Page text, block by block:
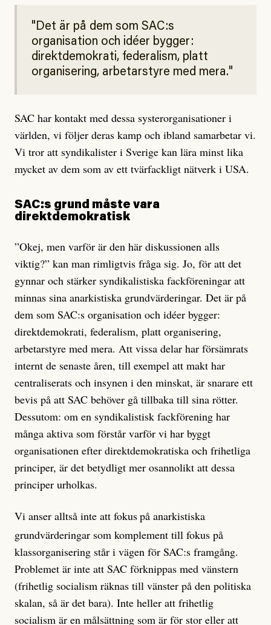
Det är på dem som SAC:s
organisation och idéer bygger:
direktdemokrati, federalism, platt
organisering, arbetarstyre med mera.
SAC har kontakt med dessa systerorganisationer i
världen, vi följer deras kamp och ibland samarbetar vi.
Vi tror att syndikalister i Sverige kan lära minst lika
mycket av dem som av ett tvärfackligt nätverk i USA.
SAC:s grund måste vara
direktdemokratisk
”Okej, men varför är den här diskussionen alls
viktig?” kan man rimligtvis fråga sig. Jo, för att det
gynnar och stärker syndikalistiska fackföreningar att
minnas sina anarkistiska grundvärderingar. Det är på
dem som SAC:s organisation och idéer bygger:
direktdemokrati, federalism, platt organisering,
arbetarstyre med mera. Att vissa delar har försämrats
internt de senaste åren, till exempel att makt har
centraliserats och insynen i den minskat, är snarare ett
bevis på att SAC behöver gå tillbaka till sina rötter.
Dessutom: om en syndikalistisk fackförening har
många aktiva som förstår varför vi har byggt
organisationen efter direktdemokratiska och frihetliga
principer, är det betydligt mer osannolikt att dessa
principer urholkas.
Vi anser alltså inte att fokuspå anarkistiska
grundvärderingar som komplement till fokus på
klassorganisering står i vägen för SAC:s framgång.
Problemet är inte att SAC förknippas med vänstern
(frihetlig socialism räknas till vänster på den politiska
skalan, så är det bara). Inte heller att frihetlig
socialism är en målsättning som är för stor eller att